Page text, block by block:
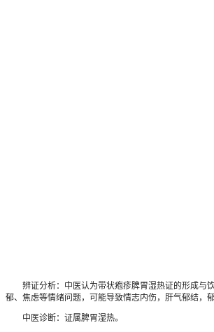
辨证分析：中医认为带状疱疹脾胃湿热证的形成与饮
郁、焦虑等情绪问题，可能导致情志内伤，肝气郁结，
中医诊断：证属脾胃湿热。